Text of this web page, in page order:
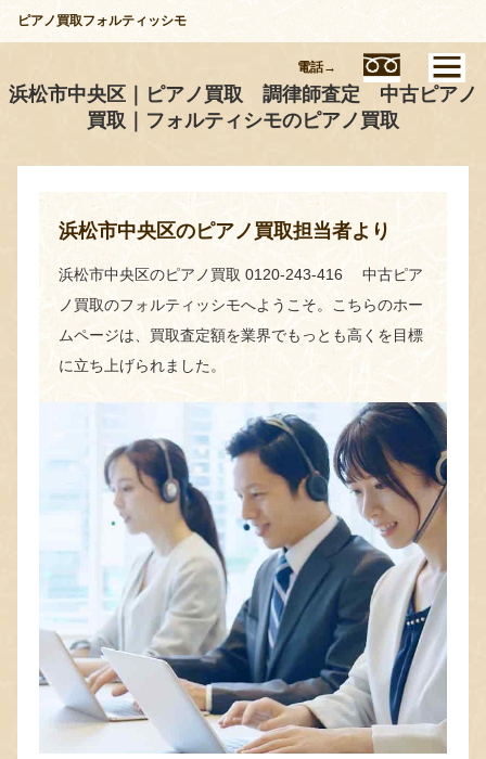
ピアノ買取フォルティッシモ
浜松市中央区｜ピアノ買取 調律師査定 中古ピアノ
買取｜フォルティシモのピアノ買取
浜松市中央区のピアノ買取担当者より
浜松市中央区のピアノ買取 0120-243-416 中古ピア
ノ買取のフォルティッシモへようこそ。こちらのホー
ムページは、買取査定額を業界でもっとも高くを目標
に立ち上げられました。
電話→